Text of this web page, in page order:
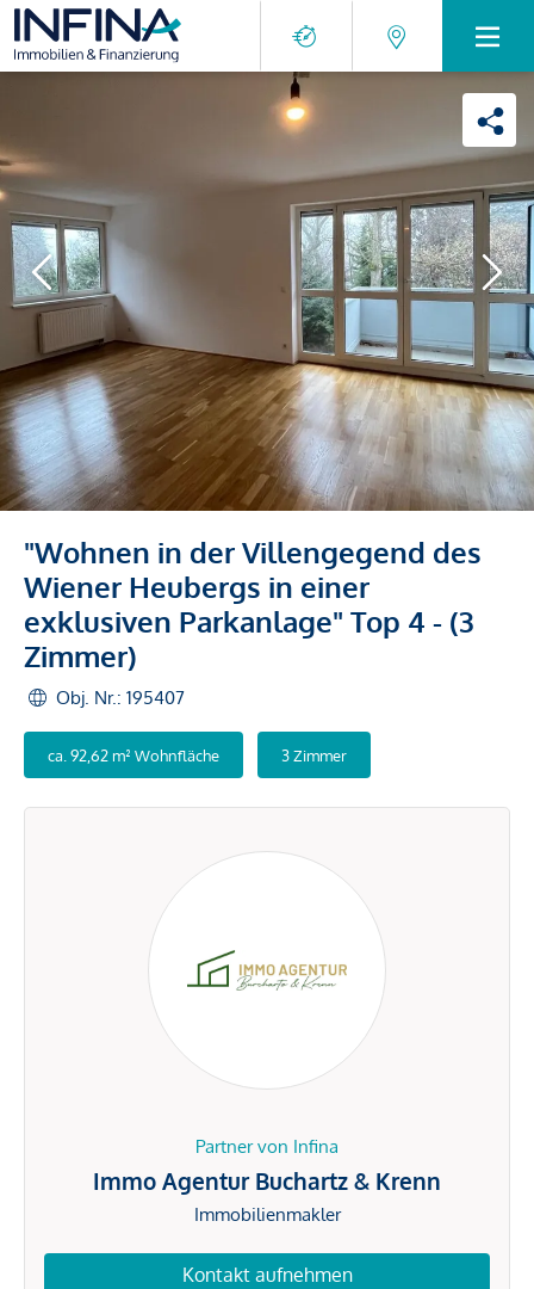
"Wohnen in der Villengegend des
Wiener Heubergs in einer
exklusiven Parkanlage" Top 4 - (3
Zimmer)
Obj. Nr.: 195407
ca. 92,62 m² Wohnfläche 3 Zimmer
Partner von Infina
Immo Agentur Buchartz & Krenn
Immobilienmakler
Kontakt aufnehmen